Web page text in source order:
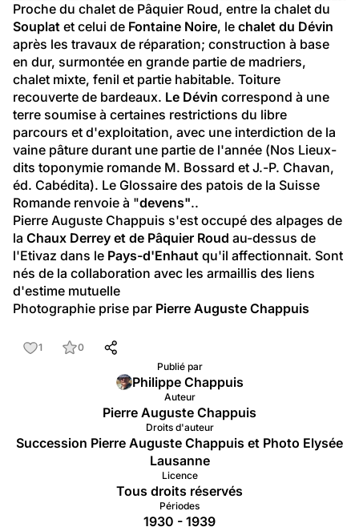
Proche du chalet de Pâquier Roud, entre la chalet du
Souplat et celui de Fontaine Noire, le chalet du Dévin
après les travaux de réparation; construction à base
en dur, surmontée en grande partie de madriers,
chalet mixte, fenil et partie habitable. Toiture
recouverte de bardeaux. Le Dévin correspond à une
terre soumise à certaines restrictions du libre
parcours et d'exploitation, avec une interdiction de la
vaine pâture durant une partie de l'année (Nos Lieux-
dits toponymie romande M. Bossard et J.-P. Chavan,
éd. Cabédita). Le Glossaire des patois de la Suisse
Romande renvoie à "devens"..
Pierre Auguste Chappuis s'est occupé des alpages de
la Chaux Derrey et de Pâquier Roud au-dessus de
l'Etivaz dans le Pays-d'Enhaut qu'il affectionnait. Sont
nés de la collaboration avec les armaillis des liens
d'estime mutuelle
Photographie prise par Pierre Auguste Chappuis
1
0
Publié par
Philippe Chappuis
Auteur
Pierre Auguste Chappuis
Droits d'auteur
Succession Pierre Auguste Chappuis et Photo Elysée
Lausanne
Licence
Tous droits réservés
Périodes
1930 - 1939